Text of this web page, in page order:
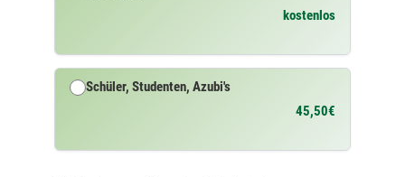
kostenlos
Schüler, Studenten, Azubi's
45,50€